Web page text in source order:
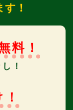
！
料！
！